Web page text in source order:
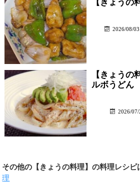
【きょうの
2026/08/03
【きょうの
ルボうどん
2026/07/
その他の【きょうの料理】の料理レシピ
理